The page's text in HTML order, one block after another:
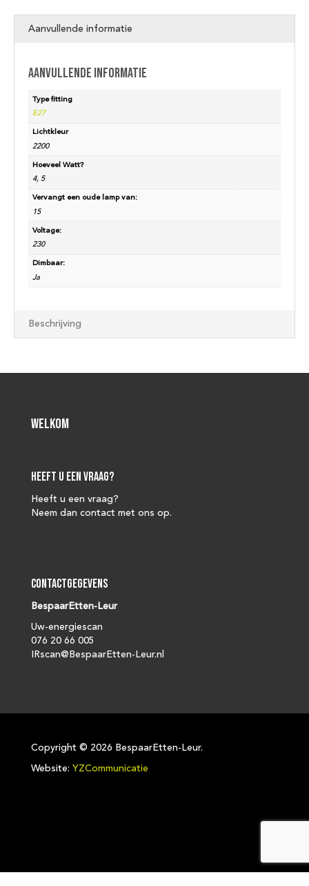
Aanvullende informatie
Aanvullende informatie
Type fitting
E27
Lichtkleur
2200
Hoeveel Watt?
4, 5
Vervangt een oude lamp van:
15
Voltage:
230
Dimbaar:
Ja
Beschrijving
Welkom
Heeft u een vraag?
Heeft u een vraag?
Neem dan contact met ons op.
Contactgegevens
BespaarEtten-Leur
Uw-energiescan
076 20 66 005
IRscan@BespaarEtten-Leur.nl
Copyright © 2026 BespaarEtten-Leur.
Website: YZCommunicatie